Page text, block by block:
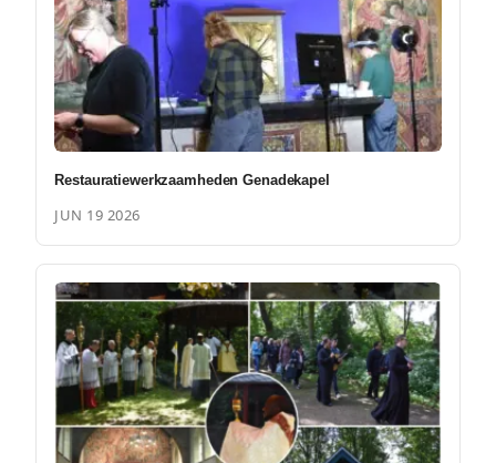
Restauratiewerkzaamheden Genadekapel
JUN 19 2026